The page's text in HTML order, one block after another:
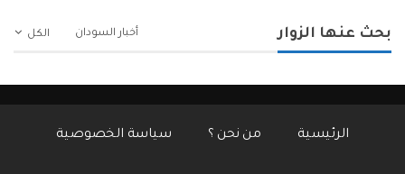
الكل بحث عنها الزوار أخبار السودان
الرئيسية من نحن ؟ سياسة الخصوصية